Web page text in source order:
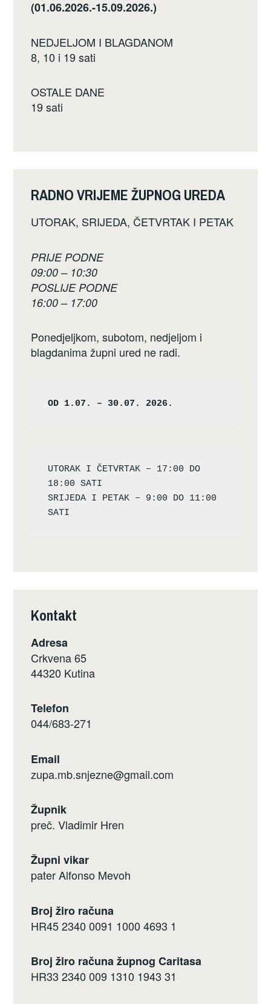
(01.06.2026.-15.09.2026.)
NEDJELJOM I BLAGDANOM
8, 10 i 19 sati
OSTALE DANE
19 sati
RADNO VRIJEME ŽUPNOG UREDA
UTORAK, SRIJEDA, ČETVRTAK I PETAK
PRIJE PODNE
09:00 – 10:30
POSLIJE PODNE
16:00 – 17:00
Ponedjeljkom, subotom, nedjeljom i
blagdanima župni ured ne radi.
OD 1.07. – 30.07. 2026.
UTORAK I ČETVRTAK – 17:00 DO
18:00 SATI
SRIJEDA I PETAK – 9:00 DO 11:00
Kontakt
Adresa
Crkvena 65
44320 Kutina
Telefon
044/683-271
Email
zupa.mb.snjezne@gmail.com
Župnik
preč. Vladimir Hren
Župni vikar
pater Alfonso Mevoh
Broj žiro računa
HR45 2340 0091 1000 4693 1
Broj žiro računa župnog Caritasa
HR33 2340 009 1310 1943 31